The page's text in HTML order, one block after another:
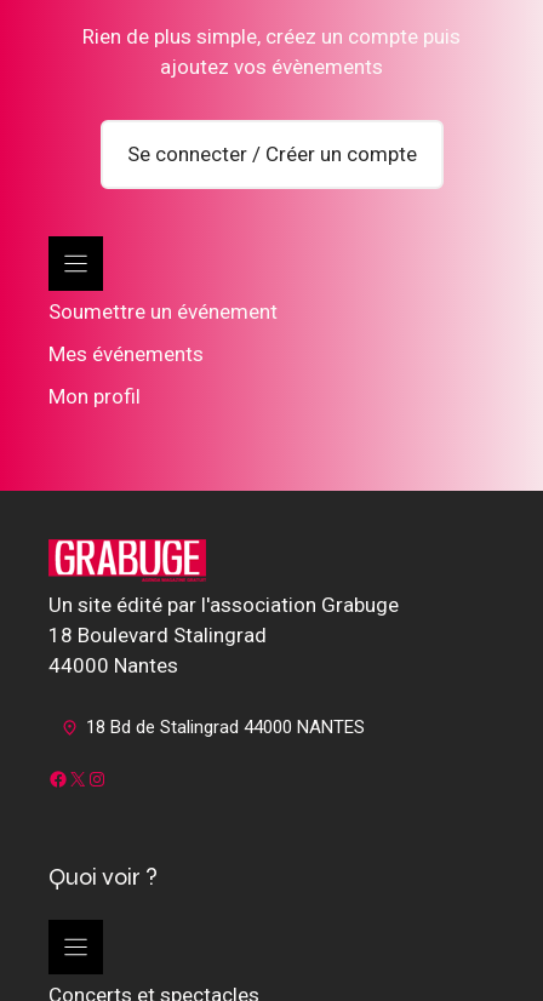
Rien de plus simple, créez un compte puis
ajoutez vos évènements
Se connecter / Créer un compte
Soumettre un événement
Mes événements
Mon profil
Un site édité par l'association Grabuge
18 Boulevard Stalingrad
44000 Nantes
18 Bd de Stalingrad 44000 NANTES
Facebook
X Instagram
Quoi voir ?
Concerts et spectacles